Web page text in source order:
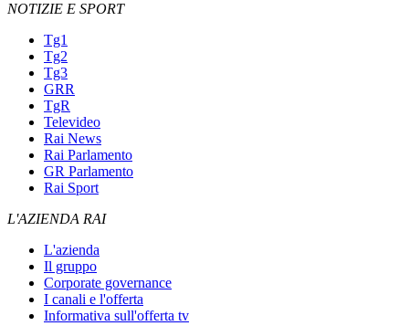
NOTIZIE E SPORT
Tg1
Tg2
Tg3
GRR
TgR
Televideo
Rai News
Rai Parlamento
GR Parlamento
Rai Sport
L'AZIENDA RAI
L'azienda
Il gruppo
Corporate governance
I canali e l'offerta
Informativa sull'offerta tv